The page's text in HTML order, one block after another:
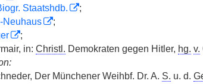
Staatshdb.
;
Neuhaus
;
;
in: Christl. Demokraten gegen Hitler, hg. v.
Der Münchener Weihbf. Dr. A. S. u. d.